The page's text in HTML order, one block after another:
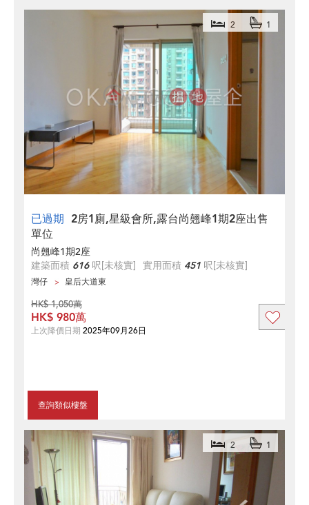
已過期 2房1廁,星級會所,露台尚翹峰1期2座出售
單位
2 1
尚翹峰1期2座
建築面積 616呎[未核實] 實用面積 451 呎[未核實]
灣仔 皇后大道東
查詢類似樓盤
HK$ 1,050萬
HK$ 980萬
上次降價日期 2025年09月26日
2 1